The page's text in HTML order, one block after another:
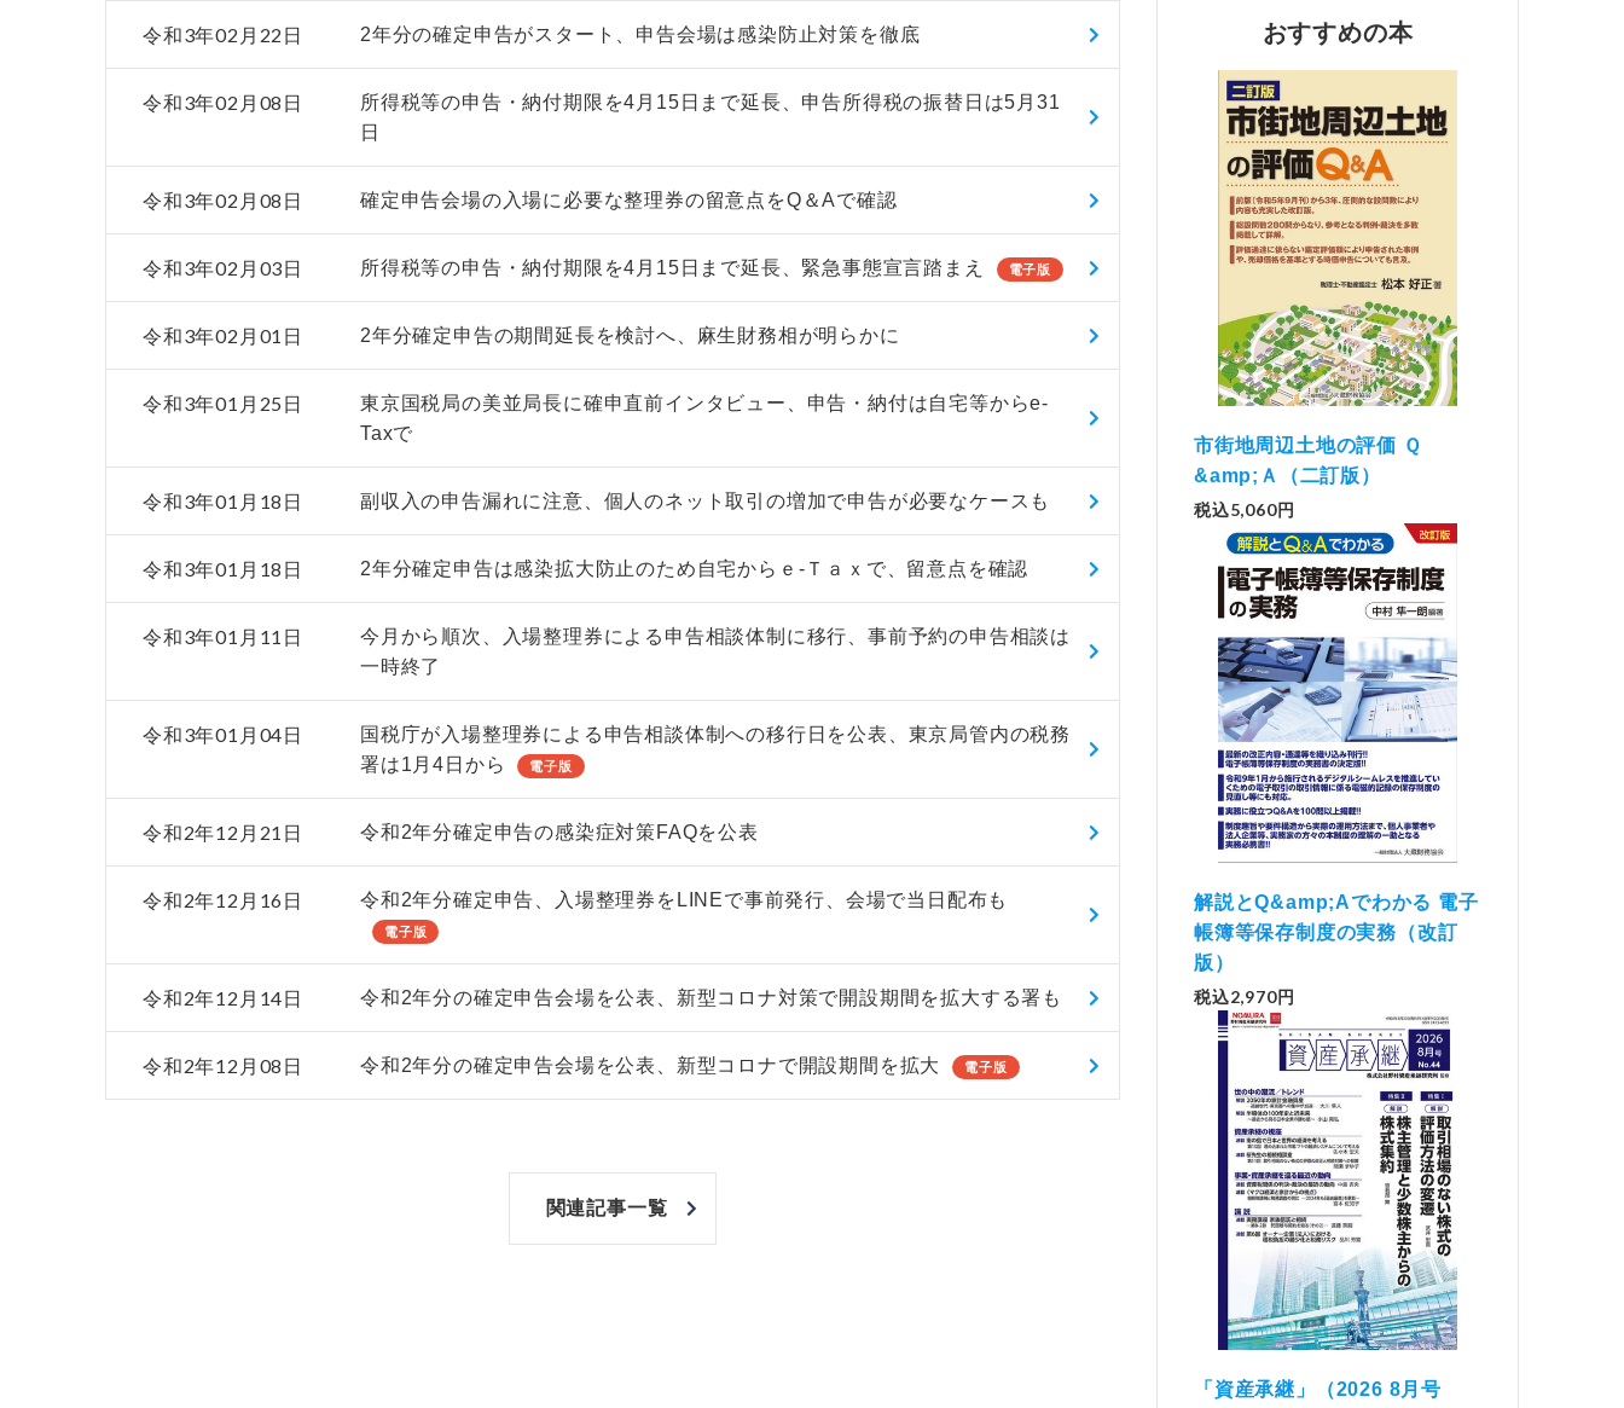
令和3年02月22日 2年分の確定申告がスタート、申告会場は感染防止対策を徹底
令和3年02月08日
所得税等の申告・納付期限を4月15日まで延長、申告所得税の振替日は5月31
日
令和3年02月08日 確定申告会場の入場に必要な整理券の留意点をQ＆Aで確認
令和3年02月03日 所得税等の申告・納付期限を4月15日まで延長、緊急事態宣言踏まえ 電子版
令和3年02月01日 2年分確定申告の期間延長を検討へ、麻生財務相が明らかに
令和3年01月25日
東京国税局の美並局長に確申直前インタビュー、申告・納付は自宅等からe-
Taxで
令和3年01月18日 副収入の申告漏れに注意、個人のネット取引の増加で申告が必要なケースも
令和3年01月18日 2年分確定申告は感染拡大防止のため自宅からｅ-Ｔａｘで、留意点を確認
令和3年01月11日
今月から順次、入場整理券による申告相談体制に移行、事前予約の申告相談は
一時終了
令和3年01月04日
国税庁が入場整理券による申告相談体制への移行日を公表、東京局管内の税務
署は1月4日から
電子版
令和2年12月21日 令和2年分確定申告の感染症対策FAQを公表
令和2年12月16日 令和2年分確定申告、入場整理券をLINEで事前発行、会場で当日配布も
電子版
令和2年12月14日 令和2年分の確定申告会場を公表、新型コロナ対策で開設期間を拡大する署も
令和2年12月08日 令和2年分の確定申告会場を公表、新型コロナで開設期間を拡大 電子版
関連記事一覧
おすすめの本
市街地周辺土地の評価 Ｑ
&amp;Ａ（二訂版）
税込5,060円
解説とQ&amp;Aでわかる 電子
帳簿等保存制度の実務（改訂
版）
税込2,970円
「資産承継」（2026 8月号